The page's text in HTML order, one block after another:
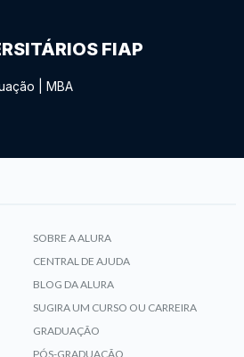
FIAP
MBA
SOBRE A ALURA
CENTRAL DE AJUDA
BLOG DA ALURA
SUGIRA UM CURSO OU CARREIRA
GRADUAÇÃO
PÓS-GRADUAÇÃO